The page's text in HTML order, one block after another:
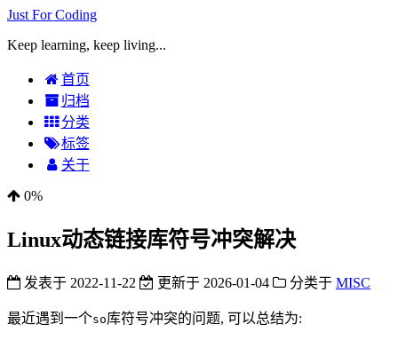
Just For Coding
Keep learning, keep living...
首页
归档
分类
标签
关于
0%
Linux动态链接库符号冲突解决
发表于 2022-11-22 更新于 2026-01-04 分类于 MISC
最近遇到一个so库符号冲突的问题, 可以总结为: